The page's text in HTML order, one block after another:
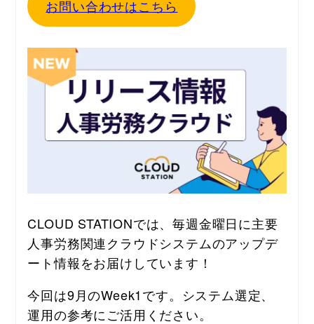
e
b
o
o
k
お問い合わせはこちら
CLOUD STATIONでは、毎週金曜日に主要
人事労務関連クラウドシステムのアップデ
ート情報をお届けしています！
今回は9月のWeek1です。システム選定、
運用の参考にご活用ください。